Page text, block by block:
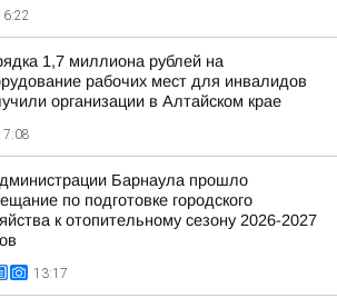
1,7 миллиона рублей на
рабочих мест для инвалидов
организации в Алтайском крае
Барнаула прошло
по подготовке городского
к отопительному сезону 2026-2027
13:17